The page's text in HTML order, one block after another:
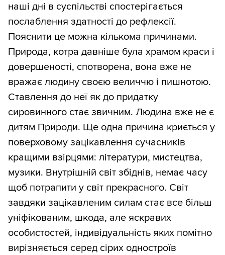
наші дні в суспільстві спостерігається
послаблення здатності до рефлексії.
Пояснити це можна кількома причинами.
Природа, котра давніше була храмом краси і
довершеності, спотворена, вона вже не
вражає людину своєю величчю і пишнотою.
Ставлення до неї як до придатку
сировинного стає звичним. Людина вже не є
дитям Природи. Ще одна причина криється у
поверховому зацікавлення сучасників
кращими взірцями: літератури, мистецтва,
музики. Внутрішній світ збіднів, немає часу
щоб потрапити у світ прекрасного. Світ
завдяки зацікавленим силам стає все більш
уніфікованим, шкода, але яскравих
особистостей, індивідуальність яких помітно
вирізняється серед сірих одностроїв